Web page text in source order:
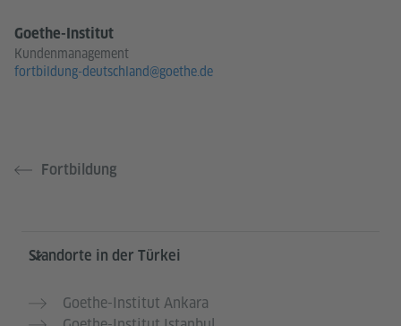
Goethe-Institut
Kundenmanagement
fortbildung-deutschland@goethe.de
Fortbildung
Service- und Informationsbereich
Standorte in der Türkei
Goethe-Institut Ankara